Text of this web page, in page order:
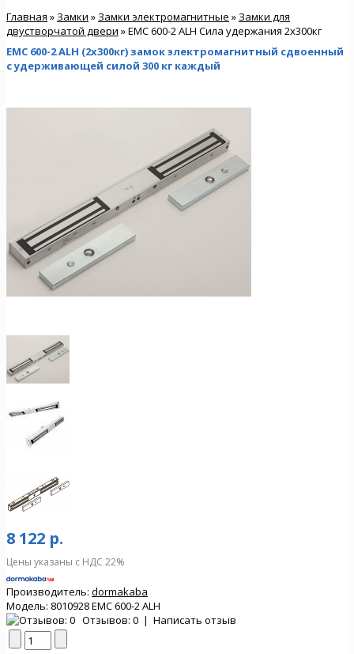
Главная » Замки » Замки электромагнитные » Замки для
двустворчатой двери » EMC 600-2 ALH Сила удержания 2х300кг
EMC 600-2 ALH (2х300кг) замок электромагнитный сдвоенный
с удерживающей силой 300 кг каждый
8 122 р.
Цены указаны с НДС 22%
Производитель: dormakaba
Модель: 8010928 EMC 600-2 ALH
Отзывов: 0 | Написать отзыв